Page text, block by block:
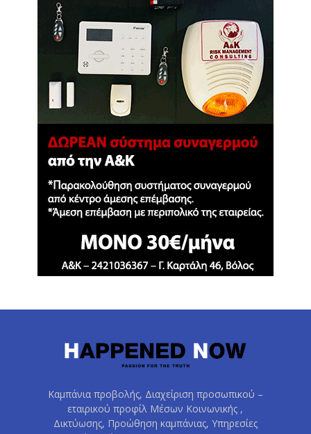
Καμπάνια προβολής, Διαχείριση προσωπικού –
εταιρικού προφίλ Μέσων Κοινωνικής ,
Δικτύωσης, Προώθηση καμπάνιας, Υπηρεσίες